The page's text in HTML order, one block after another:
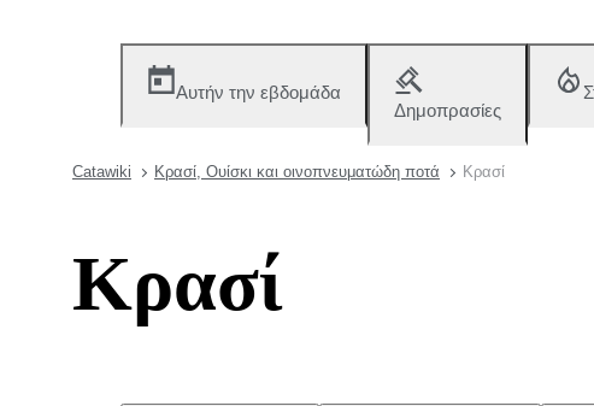
Αυτήν την εβδομάδα
Δημοπρασίες
Catawiki Κρασί, Ουίσκι και οινοπνευματώδη ποτά Κρασί
Κρασί